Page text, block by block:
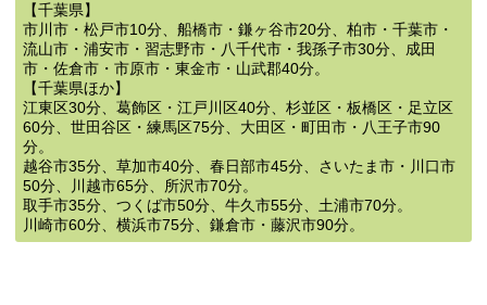
【千葉県】
市川市・松戸市10分、船橋市・鎌ヶ谷市20分、柏市・千葉市・
流山市・浦安市・習志野市・八千代市・我孫子市30分、成田
市・佐倉市・市原市・東金市・山武郡40分。
【千葉県ほか】
江東区30分、葛飾区・江戸川区40分、杉並区・板橋区・足立区
60分、世田谷区・練馬区75分、大田区・町田市・八王子市90
分。
越谷市35分、草加市40分、春日部市45分、さいたま市・川口市
50分、川越市65分、所沢市70分。
取手市35分、つくば市50分、牛久市55分、土浦市70分。
川崎市60分、横浜市75分、鎌倉市・藤沢市90分。